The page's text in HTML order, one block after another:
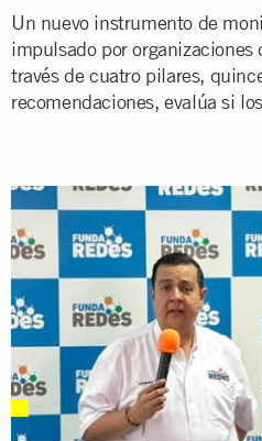
Un nuevo instrumento de
impulsado por
través de cuatro pilares,
recomendaciones, evalúa si
gestos cosméticos